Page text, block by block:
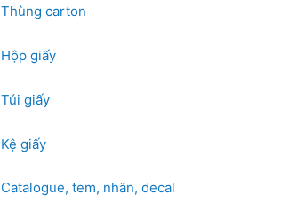
Thùng carton
Hộp giấy
Túi giấy
Kệ giấy
Catalogue, tem, nhãn, decal